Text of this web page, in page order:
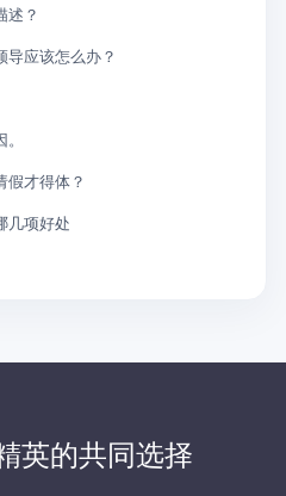
述？
导应该怎么办？
假才得体？
几项好处
英的共同选择